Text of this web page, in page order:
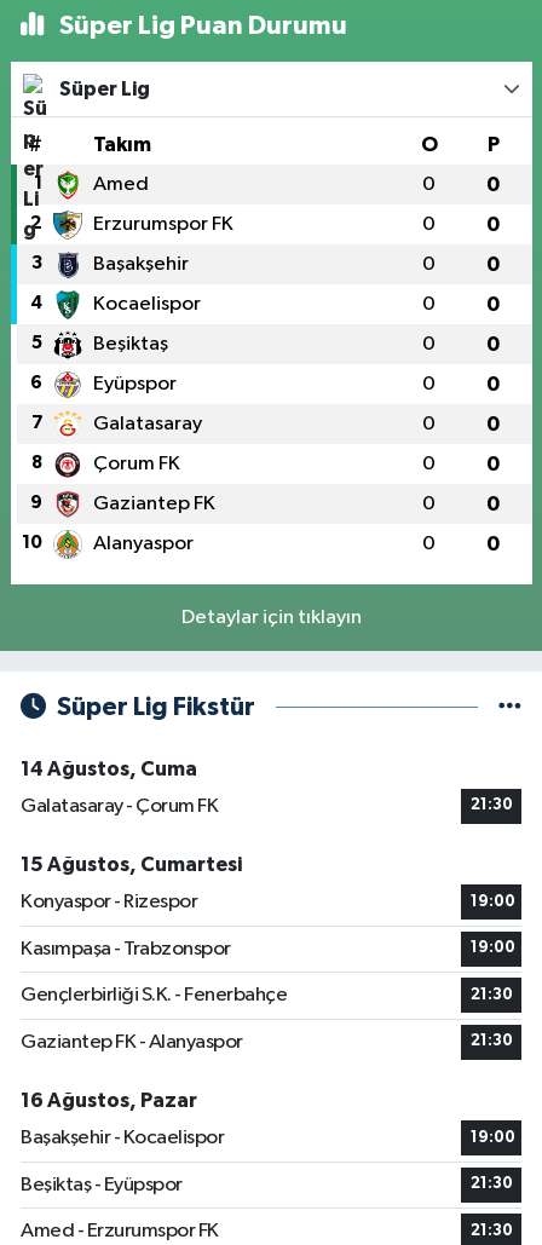
Süper Lig Puan Durumu
Süper Lig
# Takım O P
1 Amed 0 0
2 Erzurumspor FK 0 0
3 Başakşehir 0 0
4 Kocaelispor 0 0
5 Beşiktaş 0 0
6 Eyüpspor 0 0
7 Galatasaray 0 0
8 Çorum FK 0 0
9 Gaziantep FK 0 0
10 Alanyaspor 0 0
Detaylar için tıklayın
Süper Lig Fikstür
14 Ağustos, Cuma
Galatasaray - Çorum FK
21:30
15 Ağustos, Cumartesi
Konyaspor - Rizespor
19:00
Kasımpaşa - Trabzonspor 19:00
Gençlerbirliği S.K. - Fenerbahçe 21:30
Gaziantep FK - Alanyaspor 21:30
16 Ağustos, Pazar
Başakşehir - Kocaelispor
19:00
Beşiktaş - Eyüpspor 21:30
Amed - Erzurumspor FK 21:30